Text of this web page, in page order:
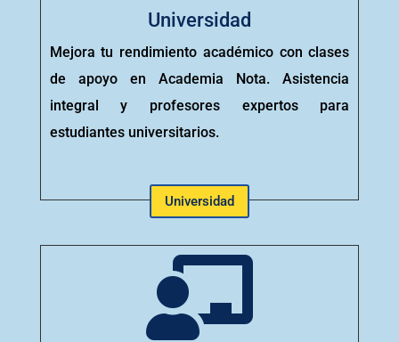
Universidad
Mejora tu rendimiento académico con clases
de apoyo en Academia Nota. Asistencia
integral y profesores expertos para
estudiantes universitarios.
Universidad
